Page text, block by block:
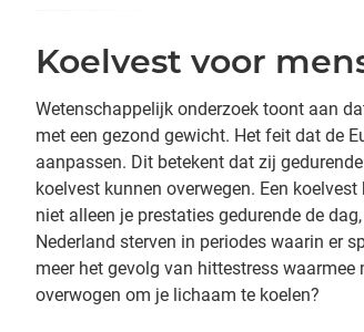
Koelvest voor
Wetenschappelijk onderzoek toont aan
met een gezond gewicht. Het feit dat de
aanpassen. Dit betekent dat zij
koelvest kunnen overwegen. Een
niet alleen je prestaties gedurende de
Nederland sterven in periodes waarin er
meer het gevolg van hittestress
overwogen om je lichaam te koelen?